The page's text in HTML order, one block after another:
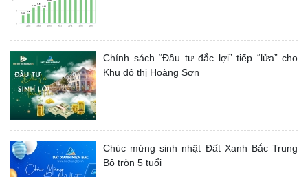
Chính sách “Đầu tư đắc lợi” tiếp “lửa” cho
Khu đô thị Hoàng Sơn
Chúc mừng sinh nhật Đất Xanh Bắc Trung
Bộ tròn 5 tuổi